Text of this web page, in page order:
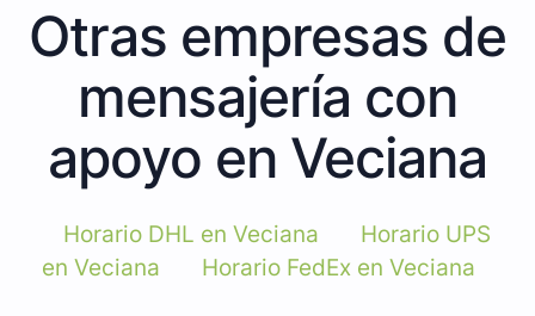
Otras empresas de
mensajería con
apoyo en Veciana
Horario DHL en Veciana
Horario UPS
en Veciana
Horario FedEx en Veciana